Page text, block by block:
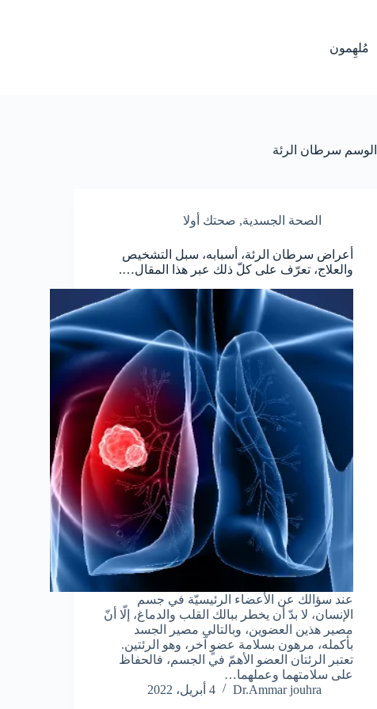
مُلهِمون
الوسم سرطان الرئة
الصحة الجسدية, صحتك أولا
أعراض سرطان الرئة، أسبابه، سبل التشخيص
والعلاج، تعرّف على كلّ ذلك عبر هذا المقال….
عند سؤالك عن الأعضاء الرئيسيّة في جسم
الإنسان، لا بدّ أن يخطر ببالك القلب والدماغ، إلّا أنّ
مصير هذين العضوين، وبالتالي مصير الجسد
بأكمله، مرهون بسلامة عضوٍ آخر، وهو الرئتين.
تعتبر الرئتان العضو الأهمّ في الجسم، فالحفاظ
على سلامتهما وعملهما…
Dr.Ammar jouhra
4 أبريل، 2022